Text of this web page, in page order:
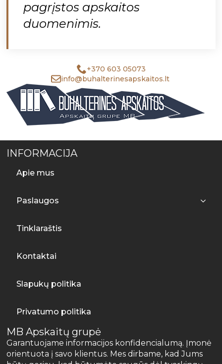
pagrįstos apskaitos
duomenimis.
+370 603 05073
info@buhalterinesapskaitos.lt
INFORMACIJA
Apie mus
Paslaugos
Tinklaraštis
Kontaktai
Slapukų politika
Privatumo politika
MB Apskaitų grupė
Garantuojame informacijos konfidencialumą. Įmonė
orientuota į savo klientus. Mes dirbame, kad Jums